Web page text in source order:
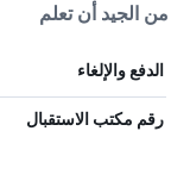
من الجيد أن تعلم
الدفع والإلغاء
رقم مكتب الاستقبال